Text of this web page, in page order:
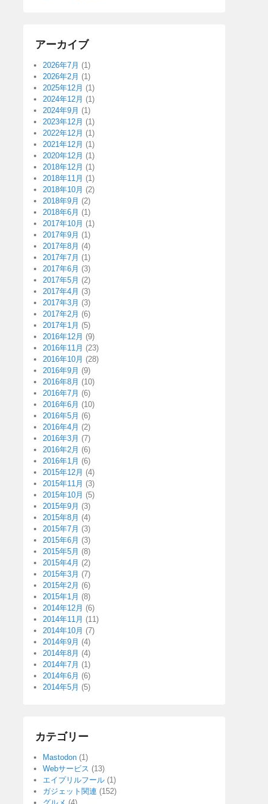
アーカイブ
2026年7月 (1)
2026年2月 (1)
2025年12月 (1)
2024年12月 (1)
2024年9月 (1)
2023年12月 (1)
2022年12月 (1)
2021年12月 (1)
2020年12月 (1)
2018年12月 (1)
2018年11月 (1)
2018年10月 (2)
2018年9月 (2)
2018年6月 (1)
2017年10月 (1)
2017年9月 (1)
2017年8月 (4)
2017年7月 (1)
2017年6月 (3)
2017年5月 (2)
2017年4月 (3)
2017年3月 (3)
2017年2月 (6)
2017年1月 (5)
2016年12月 (9)
2016年11月 (23)
2016年10月 (28)
2016年9月 (9)
2016年8月 (10)
2016年7月 (6)
2016年6月 (10)
2016年5月 (6)
2016年4月 (2)
2016年3月 (7)
2016年2月 (6)
2016年1月 (6)
2015年12月 (4)
2015年11月 (3)
2015年10月 (5)
2015年9月 (3)
2015年8月 (4)
2015年7月 (3)
2015年6月 (3)
2015年5月 (8)
2015年4月 (2)
2015年3月 (7)
2015年2月 (6)
2015年1月 (8)
2014年12月 (6)
2014年11月 (11)
2014年10月 (7)
2014年9月 (4)
2014年8月 (4)
2014年7月 (1)
2014年6月 (6)
2014年5月 (5)
カテゴリー
Mastodon (1)
Webサービス (13)
エイプリルフール (1)
ガジェット関連 (152)